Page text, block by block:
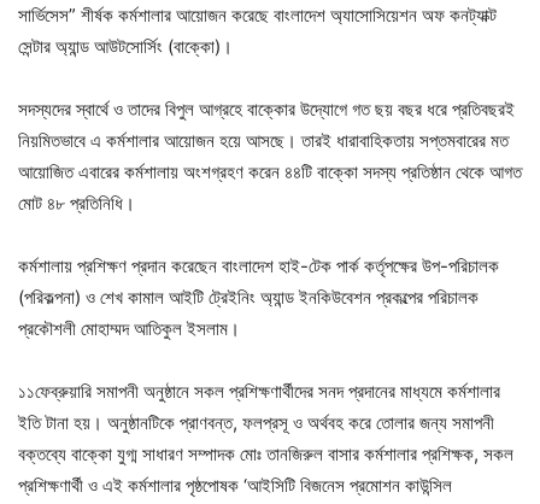
সার্ভিসেস” শীর্ষক কর্মশালার আয়োজন করেছে বাংলাদেশ অ্যাসোসিয়েশন অফ কনট্যাক্ট
সেন্টার অ্যান্ড আউটসোর্সিং (বাক্কো)।
সদস্যদের স্বার্থে ও তাদের বিপুল আগ্রহে বাক্কোর উদ্যোগে গত ছয় বছর ধরে প্রতিবছরই
নিয়মিতভাবে এ কর্মশালার আয়োজন হয়ে আসছে। তারই ধারাবাহিকতায় সপ্তমবারের মত
আয়োজিত এবারের কর্মশালায় অংশগ্রহণ করেন ৪৪টি বাক্কো সদস্য প্রতিষ্ঠান থেকে আগত
মোট ৪৮ প্রতিনিধি।
কর্মশালায় প্রশিক্ষণ প্রদান করেছেন বাংলাদেশ হাই-টেক পার্ক কর্তৃপক্ষের উপ-পরিচালক
(পরিকল্পনা) ও শেখ কামাল আইটি ট্রেইনিং অ্যান্ড ইনকিউবেশন প্রকল্পের পরিচালক
প্রকৌশলী মোহাম্মদ আতিকুল ইসলাম।
১১ফেব্রুয়ারি সমাপনী অনুষ্ঠানে সকল প্রশিক্ষণার্থীদের সনদ প্রদানের মাধ্যমে কর্মশালার
ইতি টানা হয়। অনুষ্ঠানটিকে প্রাণবন্ত, ফলপ্রসূ ও অর্থবহ করে তোলার জন্য সমাপনী
বক্তব্যে বাক্কো যুগ্ম সাধারণ সম্পাদক মোঃ তানজিরুল বাসার কর্মশালার প্রশিক্ষক, সকল
প্রশিক্ষণার্থী ও এই কর্মশালার পৃষ্ঠপোষক ‘আইসিটি বিজনেস প্রমোশন কাউন্সিল